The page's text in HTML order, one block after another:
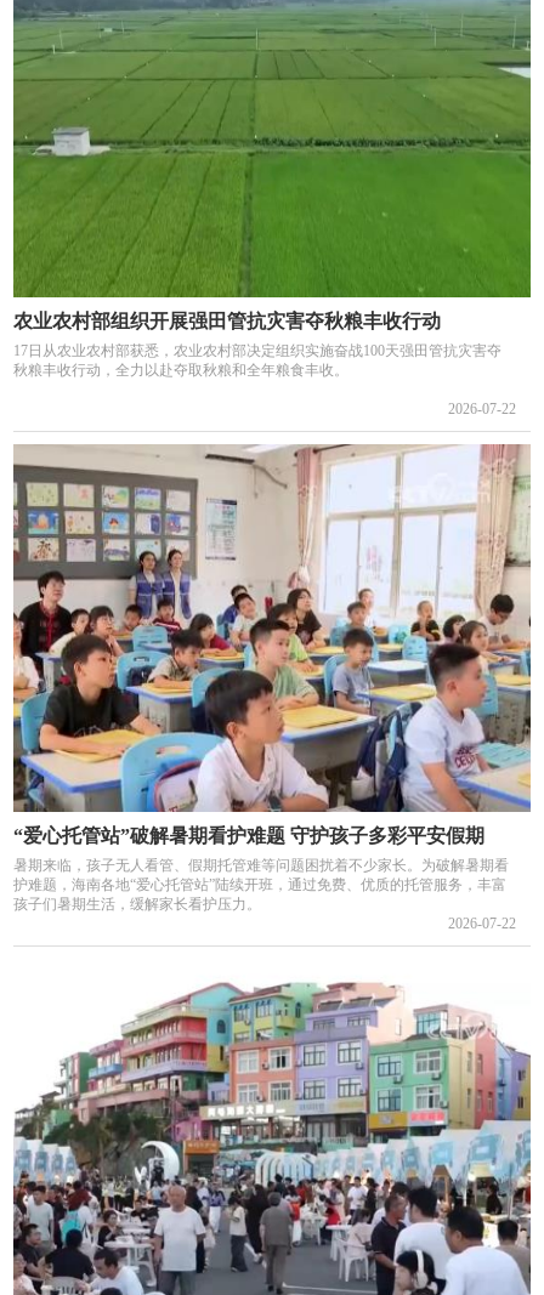
农业农村部组织开展强田管抗灾害夺秋粮丰收行动
17日从农业农村部获悉，农业农村部决定组织实施奋战100天强田管抗灾害夺
秋粮丰收行动，全力以赴夺取秋粮和全年粮食丰收。
2026-07-22
“爱心托管站”破解暑期看护难题 守护孩子多彩平安假期
暑期来临，孩子无人看管、假期托管难等问题困扰着不少家长。为破解暑期看
护难题，海南各地“爱心托管站”陆续开班，通过免费、优质的托管服务，丰富
孩子们暑期生活，缓解家长看护压力。
2026-07-22